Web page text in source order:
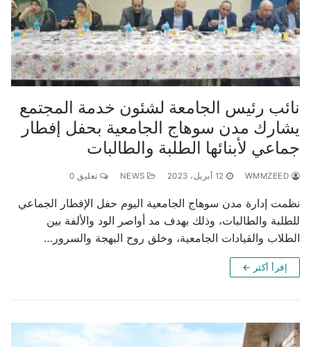
نائب رئيس الجامعة لشئون خدمة المجتمع
يشارك مدن سوهاج الجامعية بحفل إفطار
جماعي لأبنائها الطلبة والطالبات
12 أبريل، 2023 تعليق 0
نظمت إدارة مدن سوهاج الجامعية اليوم حفل الإفطار الجماعي
للطلبة والطالبات، وذلك بهدف مد أواصر الود والألفة بين
الطلاب والقيادات الجامعية، وخلق روح البهجة والسرور…
إقرأ أكثر ←